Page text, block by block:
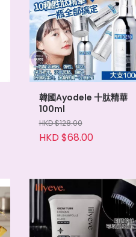
韓國Ayodele 十肽精華
100ml
HKD $128.00
HKD $68.00